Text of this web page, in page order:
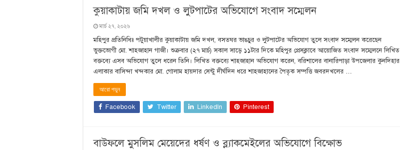
কুয়াকাটায় জমি দখল ও লুটপাটের অভিযোগে সংবাদ সম্মেলন
মার্চ ২৭, ২০২৬
মহিপুর প্রতিনিধিঃ পটুয়াখালীর কুয়াকাটায় জমি দখল, বসতঘর ভাঙচুর ও লুটপাটের অভিযোগ তুলে সংবাদ সম্মেলন করেছেন
ভুক্তভোগী মো. শাহজাহান গাজী। শুক্রবার (২৭ মার্চ) সকাল সাড়ে ১১টার দিকে মহিপুর প্রেসক্লাবে আয়োজিত সংবাদ সম্মেলনে লিখিত
বক্তব্যে এসব অভিযোগ তুলে ধরেন তিনি। লিখিত বক্তব্যে শাহজাহান অভিযোগ করেন, বরিশালের বানারিপাড়া উপজেলার কুনদিহার
এলাকার বাসিন্দা খন্দকার মো. গোলাম হায়দার সেন্টু দীর্ঘদিন ধরে শাহজাহানের পৈতৃক সম্পত্তি জবরদখলের …
আরো পড়ুন
Facebook Twitter LinkedIn Pinterest
বাউফলে মুসলিম মেয়েদের ধর্ষণ ও ব্ল্যাকমেইলের অভিযোগে বিক্ষোভ